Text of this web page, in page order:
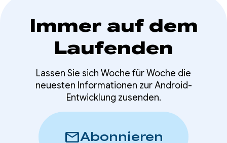
Immer auf dem
Laufenden
Lassen Sie sich Woche für Woche die
neuesten Informationen zur Android-
Entwicklung zusenden.
mailAbonnieren